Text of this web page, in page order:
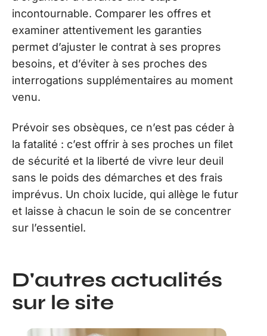
incontournable. Comparer les offres et
examiner attentivement les garanties
permet d’ajuster le contrat à ses propres
besoins, et d’éviter à ses proches des
interrogations supplémentaires au moment
venu.
Prévoir ses obsèques, ce n’est pas céder à
la fatalité : c’est offrir à ses proches un filet
de sécurité et la liberté de vivre leur deuil
sans le poids des démarches et des frais
imprévus. Un choix lucide, qui allège le futur
et laisse à chacun le soin de se concentrer
sur l’essentiel.
D'autres actualités
sur le site